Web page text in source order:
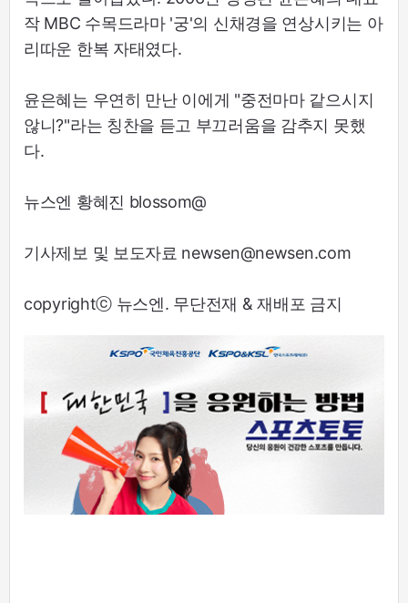
작 MBC 수목드라마 '궁'의 신채경을 연상시키는 아
리따운 한복 자태였다.
윤은혜는 우연히 만난 이에게 "중전마마 같으시지
않니?"라는 칭찬을 듣고 부끄러움을 감추지 못했
다.
뉴스엔 황혜진 blossom@
기사제보 및 보도자료 newsen@newsen.com
copyrightⓒ 뉴스엔. 무단전재 & 재배포 금지